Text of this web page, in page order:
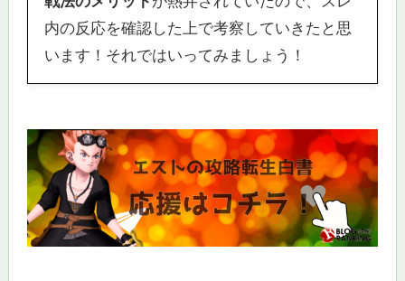
内の反応を確認した上で考察していきたと思
います！それではいってみましょう！